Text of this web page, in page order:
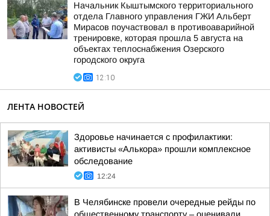
Начальник Кыштымского территориального
отдела Главного управления ГЖИ Альберт
Мирасов поучаствовал в противоаварийной
тренировке, которая прошла 5 августа на
объектах теплоснабжения Озерского
городского округа
12:10
ЛЕНТА НОВОСТЕЙ
Здоровье начинается с профилактики:
активисты «Алькора» прошли комплексное
обследование
12:24
В Челябинске провели очередные рейды по